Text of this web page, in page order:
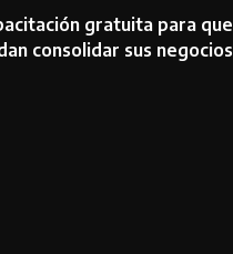
gratuita para que
consolidar sus negocios